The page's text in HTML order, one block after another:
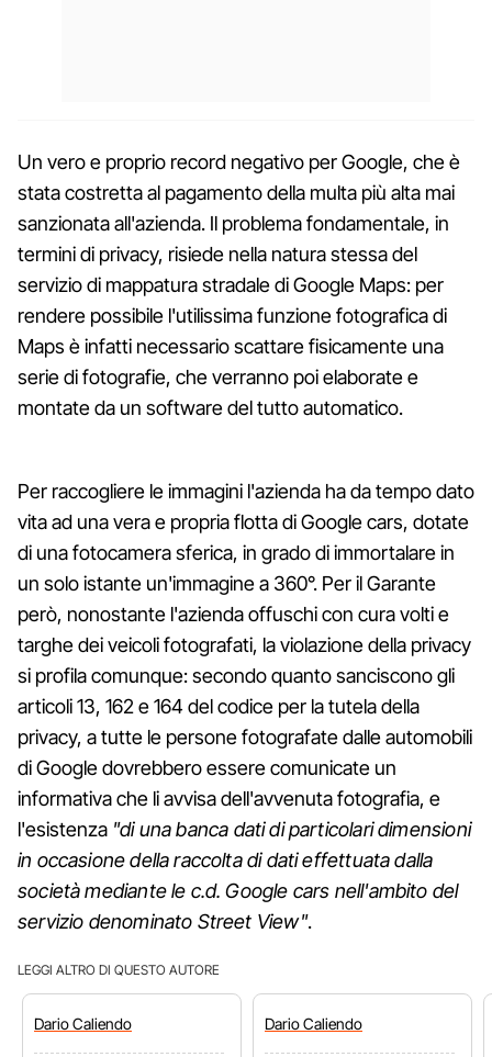
Un vero e proprio record negativo per Google, che è
stata costretta al pagamento della multa più alta mai
sanzionata all'azienda. Il problema fondamentale, in
termini di privacy, risiede nella natura stessa del
servizio di mappatura stradale di Google Maps: per
rendere possibile l'utilissima funzione fotografica di
Maps è infatti necessario scattare fisicamente una
serie di fotografie, che verranno poi elaborate e
montate da un software del tutto automatico.
Per raccogliere le immagini l'azienda ha da tempo dato
vita ad una vera e propria flotta di Google cars, dotate
di una fotocamera sferica, in grado di immortalare in
un solo istante un'immagine a 360°. Per il Garante
però, nonostante l'azienda offuschi con cura volti e
targhe dei veicoli fotografati, la violazione della privacy
si profila comunque: secondo quanto sanciscono gli
articoli 13, 162 e 164 del codice per la tutela della
privacy, a tutte le persone fotografate dalle automobili
di Google dovrebbero essere comunicate un
informativa che li avvisa dell'avvenuta fotografia, e
l'esistenza "di una banca dati di particolari dimensioni
in occasione della raccolta di dati effettuata dalla
società mediante le c.d. Google cars nell'ambito del
servizio denominato Street View".
LEGGI ALTRO DI QUESTO AUTORE
DarioCaliendo DarioCaliendo